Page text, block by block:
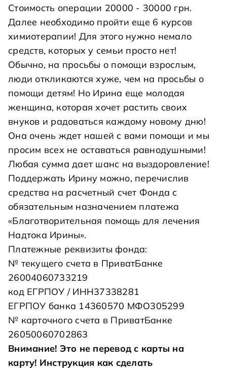
Стоимость операции 20000 - 30000 грн.
Далее необходимо пройти еще 6 курсов
химиотерапии! Для этого нужно немало
средств, которых у семьи просто нет!
Обычно, на просьбы о помощи взрослым,
люди откликаются хуже, чем на просьбы о
помощи детям! Но Ирина еще молодая
женщина, которая хочет растить своих
внуков и радоваться каждому новому дню!
Она очень ждет нашей с вами помощи и мы
просим всех не оставаться равнодушными!
Любая сумма дает шанс на выздоровление!
Поддержать Ирину можно, перечислив
средства на расчетный счет Фонда с
обязательным назначением платежа
«Благотворительная помощь для лечения
Надтока Ирины».
Платежные реквизиты фонда:
№ текущего счета в ПриватБанке
26004060733219
код ЕГРПОУ / ИНН37338281
ЕГРПОУ банка 14360570 МФО305299
№ карточного счета в ПриватБанке
26050060702863
Внимание! Это не перевод с карты на
карту! Инструкция как сделать